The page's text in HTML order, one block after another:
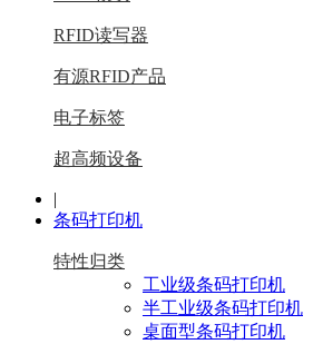
RFID读写器
有源RFID产品
电子标签
超高频设备
|
条码打印机
特性归类
工业级条码打印机
半工业级条码打印机
桌面型条码打印机